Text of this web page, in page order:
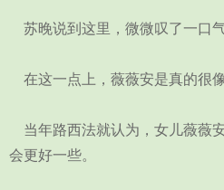
苏晚说到这里，微微叹了一口气
在这一点上，薇薇安是真的很像
当年路西法就认为，女儿薇薇
会更好一些。